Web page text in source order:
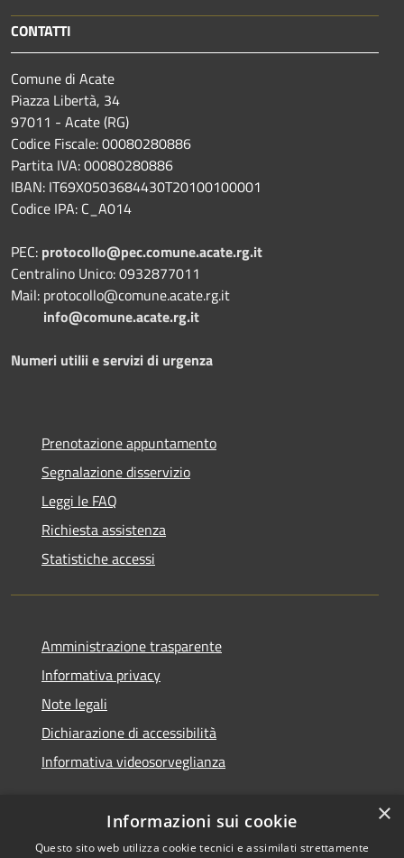
CONTATTI
Comune di Acate
Piazza Libertà, 34
97011 - Acate (RG)
Codice Fiscale: 00080280886
Partita IVA: 00080280886
IBAN: IT69X0503684430T20100100001
Codice IPA: C_A014
PEC: protocollo@pec.comune.acate.rg.it
Centralino Unico: 0932877011
Mail: protocollo@comune.acate.rg.it
info@comune.acate.rg.it
Numeri utilii e servizi di urgenza
Prenotazione appuntamento
Segnalazione disservizio
Leggi le FAQ
Richiesta assistenza
Statistiche accessi
Amministrazione trasparente
Informativa privacy
Note legali
Dichiarazione di accessibilità
Informativa videosorveglianza
×
Informazioni sui cookie
Questo sito web utilizza cookie tecnici e assimilati strettamente